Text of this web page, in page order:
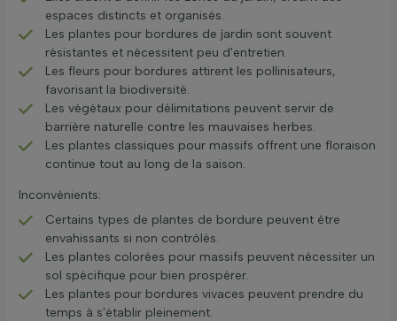
espaces distincts et organisés.
Les plantes pour bordures de jardin sont souvent
résistantes et nécessitent peu d'entretien.
Les fleurs pour bordures attirent les pollinisateurs,
favorisant la biodiversité.
Les végétaux pour délimitations peuvent servir de
barrière naturelle contre les mauvaises herbes.
Les plantes classiques pour massifs offrent une floraison
continue tout au long de la saison.
Inconvénients:
Certains types de plantes de bordure peuvent être
envahissants si non contrôlés.
Les plantes colorées pour massifs peuvent nécessiter un
sol spécifique pour bien prospérer.
Les plantes pour bordures vivaces peuvent prendre du
temps à s'établir pleinement.